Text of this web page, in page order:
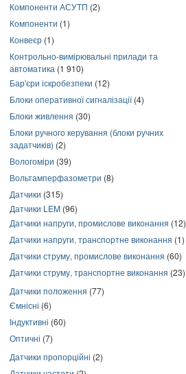
Компоненти АСУТП (2)
Компоненти (1)
Конвеєр (1)
Контрольно-вимірювальні прилади та
автоматика (1 910)
Бар'єри іскробезпеки (12)
Блоки оперативної сигналізації(4)
Блоки живлення (30)
Блоки ручного керування (блоки ручних
задатчиків) (2)
Вологоміри (39)
Вольтамперфазометри (8)
Датчики (315)
Датчики LEM (96)
Датчики напруги, промислове виконання (12)
Датчики напруги, транспортне виконання (1)
Датчики струму, промислове виконання (60)
Датчики струму, транспортне виконання (23)
Датчики положення (77)
Ємнісні (6)
Індуктивні (60)
Оптичні (7)
Датчики пропорційні (2)